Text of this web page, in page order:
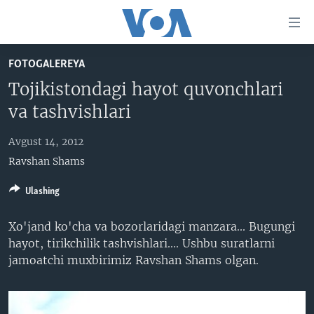
boring
Boshiga
Qidiruvga
o'ting
AMERIKA
XALQARO
MULTIMEDIA
AMERIKA MANZARALARI
XALQARO HAYOT
MOBIL-SALOM!
IJTIMOIY TARMOQLAR
FACEBOOK
INSTAGRAM
INGLIZ TILI DARSLARI
FOTOGALEREYA
Tojikistondagi hayot quvonchlari
va tashvishlari
Avgust 14, 2012
Ravshan Shams
Xo'jand ko'cha va bozorlaridagi manzara... Bugungi
hayot, tirikchilik tashvishlari.... Ushbu suratlarni
jamoatchi muxbirimiz Ravshan Shams olgan.
Ulashing